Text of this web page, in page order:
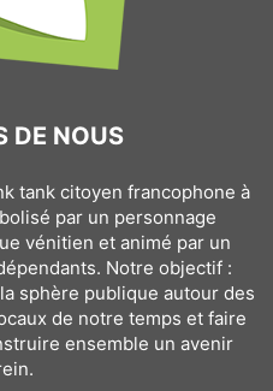
DE NOUS
tank citoyen francophone à
par un personnage
vénitien et animé par un
Notre objectif :
sphère publique autour des
de notre temps et faire
ensemble un avenir